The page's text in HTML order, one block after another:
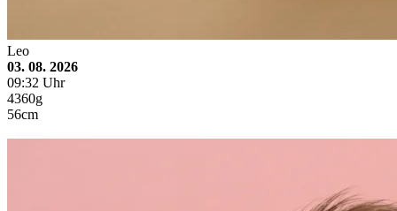
Leo
03. 08. 2026
09:32 Uhr
4360g
56cm